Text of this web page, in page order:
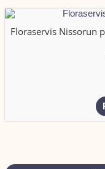
Floraservis Nissorun